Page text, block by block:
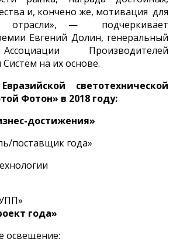
и, кончено же, мотивация для
отрасли», — подчеркивает
Евгений Долин, генеральный
Производителей
на их основе.
светотехнической
Фотон» в 2018 году:
достижения»
поставщик года»
года»
освещение: